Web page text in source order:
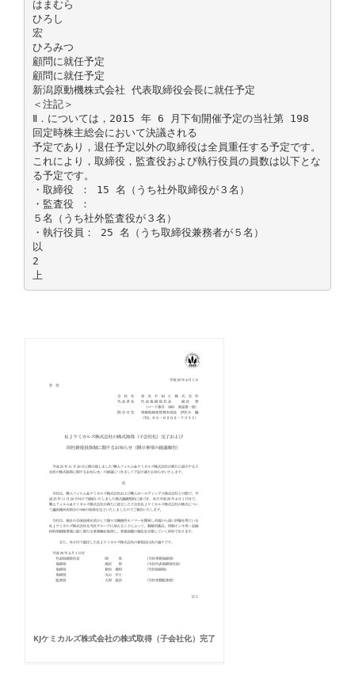
はまむら
ひろし
宏
ひろみつ
顧問に就任予定
顧問に就任予定
新潟原動機株式会社 代表取締役会長に就任予定
＜注記＞
Ⅱ．については，2015 年 6 月下旬開催予定の当社第 198
回定時株主総会において決議される
予定であり，退任予定以外の取締役は全員重任する予定です。
これにより，取締役，監査役および執行役員の員数は以下とな
る予定です。
・取締役 ： 15 名（うち社外取締役が３名）
・監査役 ：
５名（うち社外監査役が３名）
・執行役員： 25 名（うち取締役兼務者が５名）
以
2
KJケミカルズ株式会社の株式取得（子会社化）完了